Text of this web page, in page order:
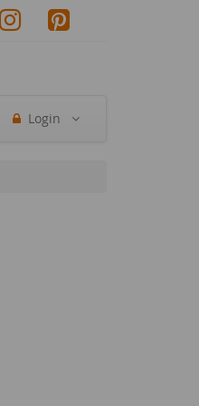
Login